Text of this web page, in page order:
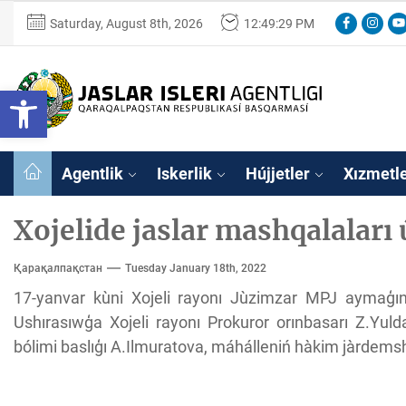
Open toolbar
content
Saturday, August 8th, 2026 12:49:29 PM Facebook
Respublikası
Ózbekstan jaslar
Agentlik Iskerlik Hújjetler
Xojelide jaslar
Қарақалпақстан Tuesday January 18th, 2022
17-yanvar kùni Xojeli rayonı Jùzimzar MPJ
Ushırasıwģa Xojeli rayonı Prokuror orınbasarı
bólimi baslıģı A.Ilmuratova, máhálleniń hàkim